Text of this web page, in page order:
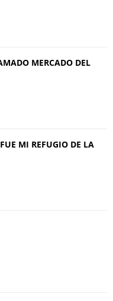
MERCADO DEL
MI REFUGIO DE LA